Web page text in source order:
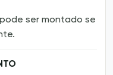
ser montado se